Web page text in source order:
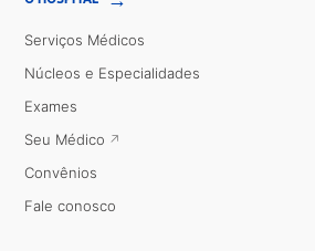
Serviços Médicos
Núcleos e Especialidades
Exames
Seu Médico
Convênios
Fale conosco